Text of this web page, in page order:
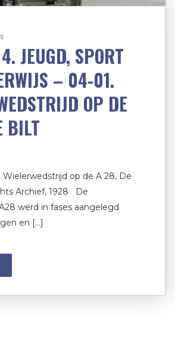
JEUGD, SPORT
– 04-01.
OP DE
BILT
Wielerwedstrijd op de A 28, De
Archief, 1928 De
werd in fases aangelegd
en […]